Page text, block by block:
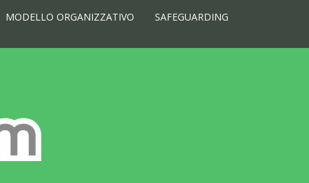
MODELLO ORGANIZZATIVO SAFEGUARDING